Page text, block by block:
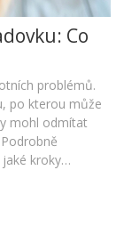
Co
problémů.
po kterou může
mohl odmítat
kroky